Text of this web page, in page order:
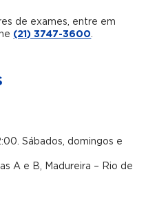
de exames, entre em
(21) 3747-3600.
Sábados, domingos e
A e B, Madureira – Rio de